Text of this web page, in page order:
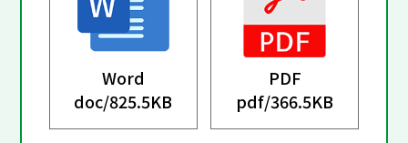
Word
doc/825.5KB
PDF
pdf/366.5KB